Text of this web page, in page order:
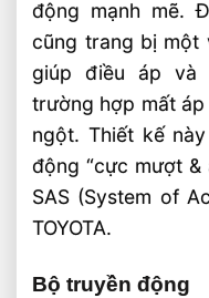
động mạnh mẽ.
cũng trang bị một
giúp điều áp và
trường hợp mất
ngột. Thiết kế
động “cực mượt &
SAS (System of
TOYOTA.
Bộ truyền động